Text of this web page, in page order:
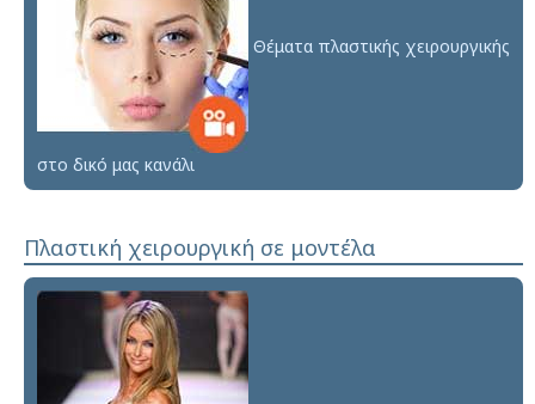
Θέματα πλαστικής χειρουργικής
στο δικό μας κανάλι
Πλαστική χειρουργική σε μοντέλα